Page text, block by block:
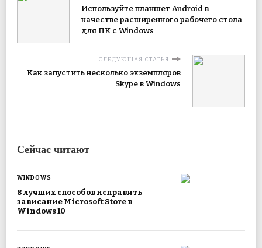
Используйте планшет Android в
качестве расширенного рабочего стола
для ПК с Windows
СЛЕДУЮЩАЯ СТАТЬЯ
Как запустить несколько экземпляров
Skype в Windows
Сейчас читают
WINDOWS
8 лучших способов исправить
зависание Microsoft Store в
Windows 10